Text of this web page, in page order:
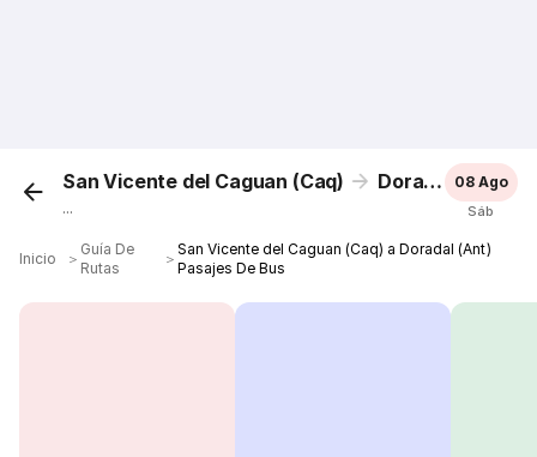
San Vicente del Caguan (Caq) Doradal (Ant)
...
08 Ago
Sáb
Inicio ＞
Guía De
Rutas
＞
San Vicente del Caguan (Caq) a Doradal (Ant)
Pasajes De Bus